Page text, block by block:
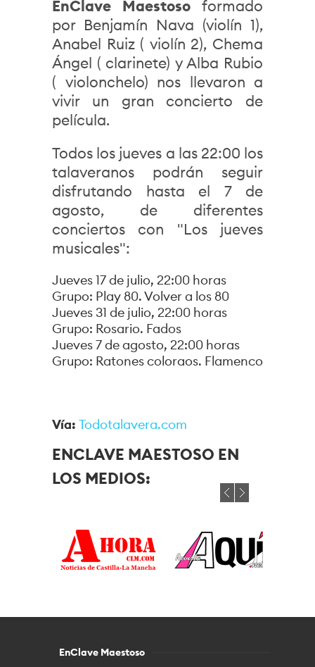
EnClave Maestoso formado
por Benjamín Nava (violín 1),
Anabel Ruiz ( violín 2), Chema
Ángel ( clarinete) y Alba Rubio
( violonchelo) nos llevaron a
vivir un gran concierto de
película.
Todos los jueves a las 22:00 los
talaveranos podrán seguir
disfrutando hasta el 7 de
agosto, de diferentes
conciertos con "Los jueves
musicales":
Jueves 17 de julio, 22:00 horas
Grupo: Play 80. Volver a los 80
Jueves 31 de julio, 22:00 horas
Grupo: Rosario. Fados
Jueves 7 de agosto, 22:00 horas
Grupo: Ratones coloraos. Flamenco
Vía: Todotalavera.com
ENCLAVE MAESTOSO EN
LOS MEDIOS:
EnClave Maestoso